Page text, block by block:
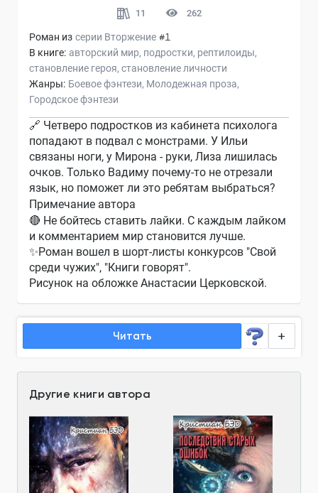
11 262
Роман из серии Вторжение #1
В книге: авторский мир подростки рептилоиды
становление героя становление личности
Жанры: Боевое фэнтези Молодежная проза
Городское фэнтези
🔗 Четверо подростков из кабинета психолога
попадают в подвал с монстрами. У Ильи
связаны ноги, у Мирона - руки, Лиза лишилась
очков. Только Вадиму почему-то не отрезали
язык, но поможет ли это ребятам выбраться?
Примечание автора
🔴 Не бойтесь ставить лайки. С каждым лайком
и комментарием мир становится лучше.
✨Роман вошел в шорт-листы конкурсов "Свой
среди чужих", "Книги говорят".
Рисунок на обложке Анастасии Церковской.
Читать
Другие книги автора